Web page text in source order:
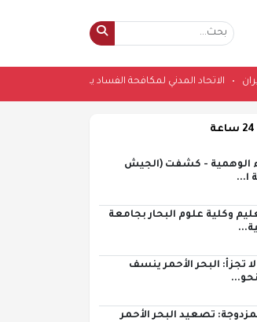
لترامب وإيران•الاتحاد المدني لمكافحة الفساد
الوهمية - كشفت (الجيش
ا...
وكلية علوم البحار بجامعة
تجزأ: البحر الأحمر ينسف
تصعيد البحر الأحمر